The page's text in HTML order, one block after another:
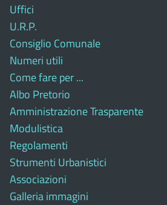
Uffici
U.R.P.
Consiglio Comunale
Numeri utili
Come fare per ...
Albo Pretorio
Amministrazione Trasparente
Modulistica
Regolamenti
Strumenti Urbanistici
Associazioni
Galleria immagini